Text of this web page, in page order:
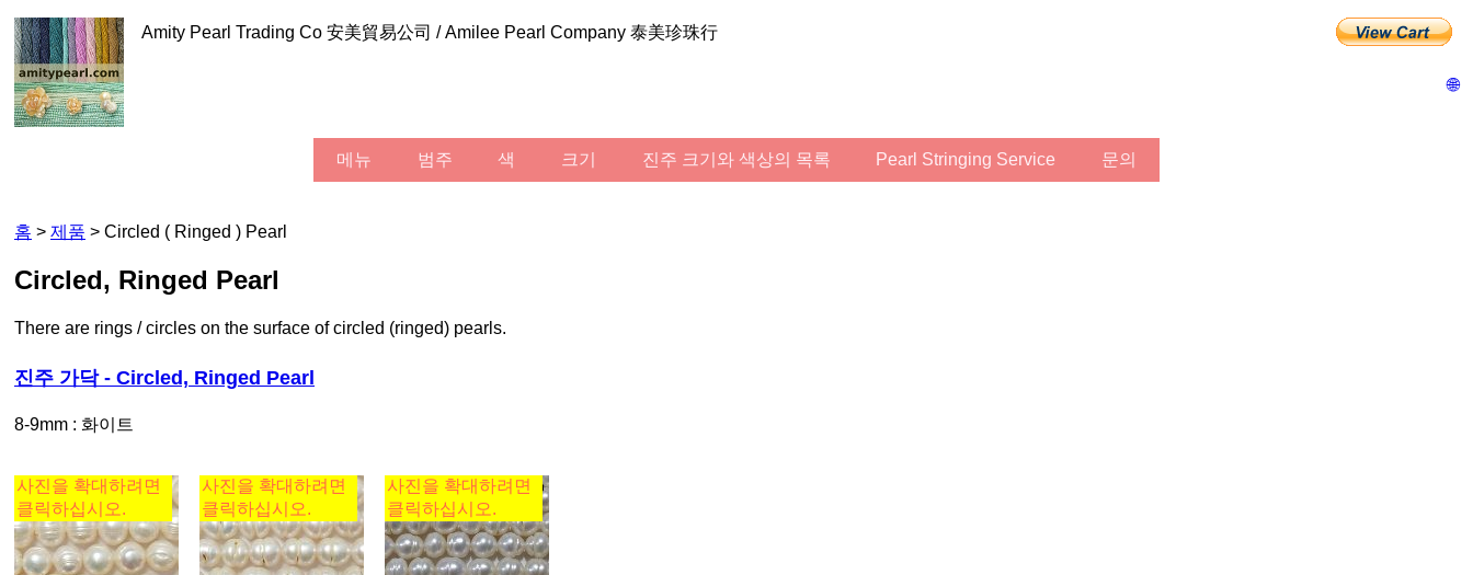
🌐
Amity Pearl Trading Co 安美貿易公司 / Amilee Pearl Company 泰美珍珠行
메뉴 범주 색 크기 진주 크기와 색상의 목록 Pearl Stringing Service 문의
홈 > 제품 > Circled ( Ringed ) Pearl
Circled, Ringed Pearl
There are rings / circles on the surface of circled (ringed) pearls.
진주 가닥 - Circled, Ringed Pearl
8-9mm : 화이트
사진을 확대하려면
클릭하십시오.
사진을 확대하려면
클릭하십시오.
사진을 확대하려면
클릭하십시오.